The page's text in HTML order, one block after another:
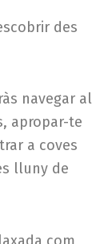
des
navegar al
apropar-te
a coves
lluny de
com